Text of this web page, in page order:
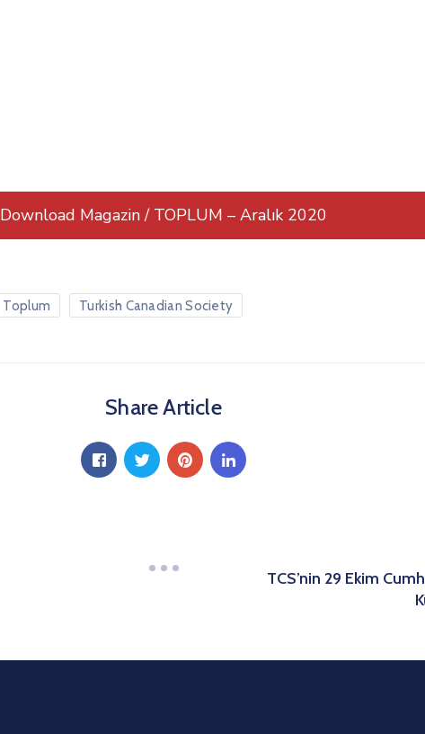
Download Magazin / TOPLUM – Aralık 2020
Toplum Turkish Canadian Society
Share Article
TCS’nin 29 Ekim